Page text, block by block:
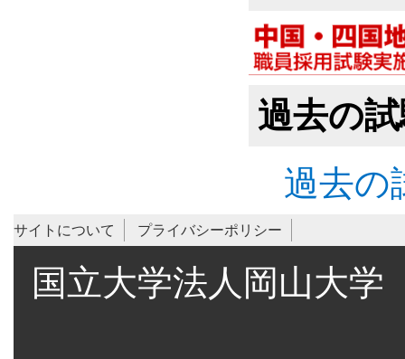
過去の
過去の
サイトについて プライバシーポリシー
国立大学法人岡山大